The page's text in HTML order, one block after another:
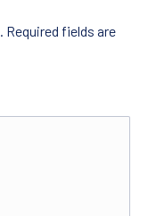
Required fields are